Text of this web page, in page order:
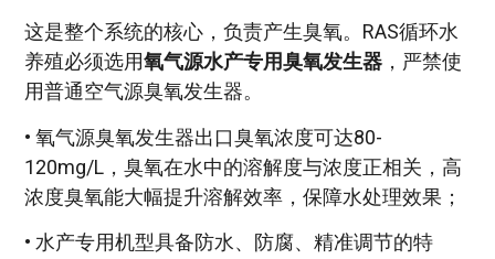
这是整个系统的核心，负责产生臭氧。RAS循环水
养殖必须选用氧气源水产专用臭氧发生器 ，严禁使
用普通空气源臭氧发生器。
• 氧气源臭氧发生器出口臭氧浓度可达80-
120mg/L，臭氧在水中的溶解度与浓度正相关，高
浓度臭氧能大幅提升溶解效率，保障水处理效果；
• 水产专用机型具备防水、防腐、精准调节的特